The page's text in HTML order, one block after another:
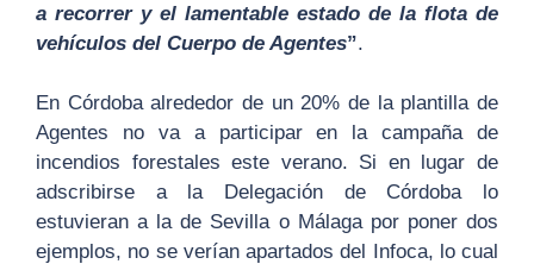
a recorrer y el lamentable estado de la flota de
vehículos del Cuerpo de Agentes”.
En Córdoba alrededor de un 20% de la plantilla de
Agentes no va a participar en la campaña de
incendios forestales este verano. Si en lugar de
adscribirse a la Delegación de Córdoba lo
estuvieran a la de Sevilla o Málaga por poner dos
ejemplos, no se verían apartados del Infoca, lo cual